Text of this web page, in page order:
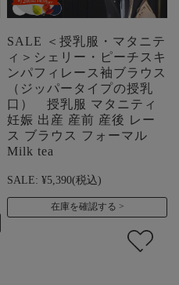
SALE ＜授乳服・マタニテ
ィ＞シェリー・ピーチスキ
ンパフィレース袖ブラウス
（ジッパータイプの授乳
口） 授乳服 マタニティ
妊娠 出産 産前 産後 レー
ス ブラウス フォーマル
Milk tea
SALE: ¥5,390(税込)
在庫を確認する